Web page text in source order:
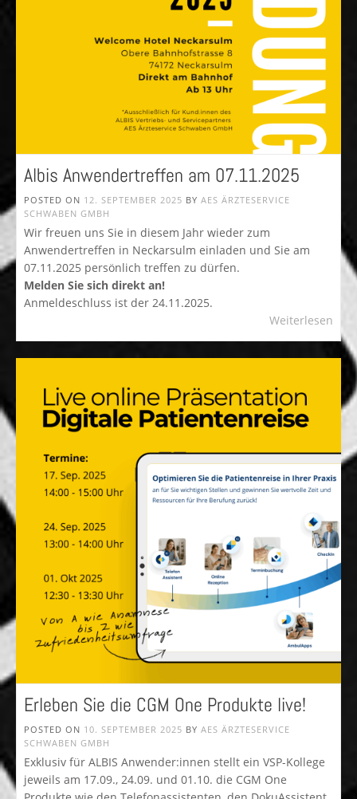
Albis Anwendertreffen am 07.11.2025
POSTED ON 12. SEPTEMBER 2025 BY AES ÄRZTESERVICE
SCHWABEN GMBH
Wir freuen uns Sie in diesem Jahr wieder zum
Anwendertreffen in Neckarsulm einladen und Sie am
07.11.2025 persönlich treffen zu dürfen.
Melden Sie sich direkt an!
Anmeldeschluss ist der 24.11.2025.
Weiterlesen
Erleben Sie die CGM One Produkte live!
POSTED ON 10. SEPTEMBER 2025 BY AES ÄRZTESERVICE
SCHWABEN GMBH
Exklusiv für ALBIS Anwender:innen stellt ein VSP-Kollege
jeweils am 17.09., 24.09. und 01.10. die CGM One